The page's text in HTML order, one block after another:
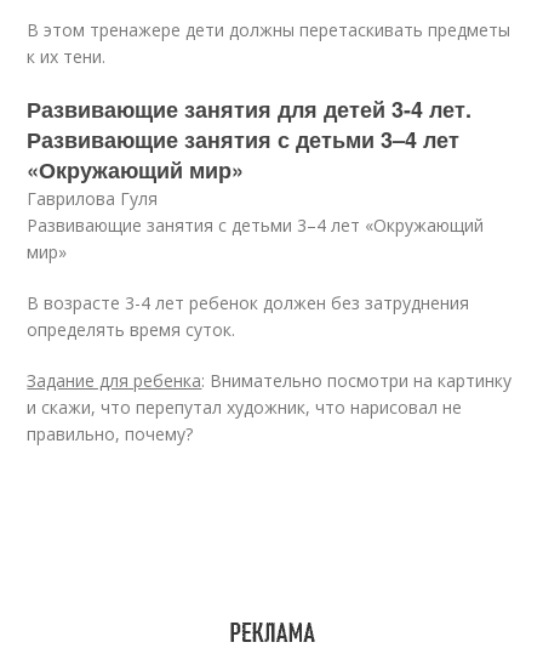
В этом тренажере дети должны перетаскивать предметы
к их тени.
Развивающие занятия для детей 3-4 лет.
Развивающие занятия с детьми 3–4 лет
«Окружающий мир»
Гаврилова Гуля
Развивающие занятия с детьми 3–4 лет «Окружающий
мир»
В возрасте 3-4 лет ребенок должен без затруднения
определять время суток.
Задание для ребенка: Внимательно посмотри на картинку
и скажи, что перепутал художник, что нарисовал не
правильно, почему?